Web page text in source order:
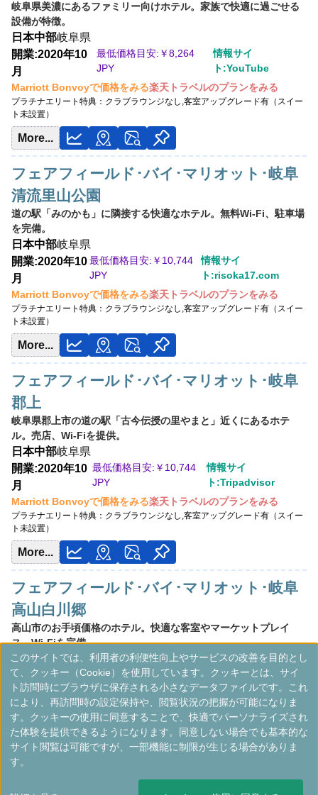
岐阜県美濃にあるファミリー向けホテル。家族で快適に過ごせる
設備が特徴。
日本中部岐阜県
開業:2020年10
月
最低価格目安:￥8,264
JPY
情報サイ
ト:YouTube
Marriott Bonvoyで価格をみる楽天トラベルのプランをみる
プラチナエリート特典： クラブラウンジなし,客室アップグレード有（スイー
ト未設置）
More...
フェアフィールド･バイ･マリオット･岐阜
清流里山公園
道の駅「みのかも」に隣接する快適なホテル。無料Wi-Fi、駐車場
を完備。
日本中部岐阜県
開業:2020年10
月
最低価格目安:￥ 10,744
JPY
情報サイ
ト:risoka17.com
Marriott Bonvoyで価格をみる楽天トラベルのプランをみる
プラチナエリート特典： クラブラウンジなし,客室アップグレード有（スイー
ト未設置）
More...
フェアフィールド･バイ･マリオット･岐阜
郡上
岐阜県郡上市の道の駅「古今伝授の里やまと」近くにあるホテ
ル。売店、Wi-Fiを提供。
日本中部岐阜県
開業:2020年10
月
最低価格目安:￥ 10,744
JPY
情報サイ
ト:Tripadvisor
Marriott Bonvoyで価格をみる楽天トラベルのプランをみる
プラチナエリート特典： クラブラウンジなし,客室アップグレード有（スイー
ト未設置）
More...
フェアフィールド･バイ･マリオット･岐阜
高山白川郷
高山市のお手頃価格のホテル。快適な客室やマーケットプレイ
ス、Wi-Fiを完備。
日本中部岐阜県
開業:2021年
8月
最低価格目安:￥ 8,264
JPY
情報サイト:Veronika's
Adventure
Marriott Bonvoyで価格をみる 楽天トラベルのプランをみる
プラチナエリート特典：クラブラウンジなし,客室アップグレード有（スイー
ト未設置）
More...
このサイトでは、利用者の利便性向上やサービスの改善を目的とし
て、クッキー（Cookie）を使用しています。クッキーとは、サイ
ト訪問時にブラウザに保存される小さなデータファイルです。これ
により、再訪問時の設定保持や、閲覧状況の把握が可能になりま
す。クッキーの使用に同意することで、快適でパーソナライズされ
た体験を提供できるようになります。同意しない場合でも基本的な
サイト閲覧は可能ですが、一部機能に制限が生じる場合がありま
す。